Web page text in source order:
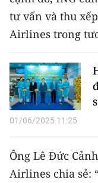
Media Xã hội
Media Pháp luật
Media Du lịch
Media Thế giới
Media Thể thao
Media Y tế
tư vấn và thu
Airlines trong
01/06/2025 11:25
Ông Lê Đức
Airlines chia sẻ: